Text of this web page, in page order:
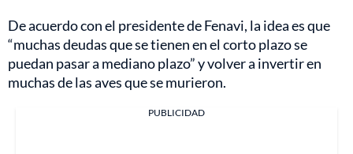
De acuerdo con el presidente de Fenavi, la idea es que
“muchas deudas que se tienen en el corto plazo se
puedan pasar a mediano plazo” y volver a invertir en
muchas de las aves que se murieron.
PUBLICIDAD